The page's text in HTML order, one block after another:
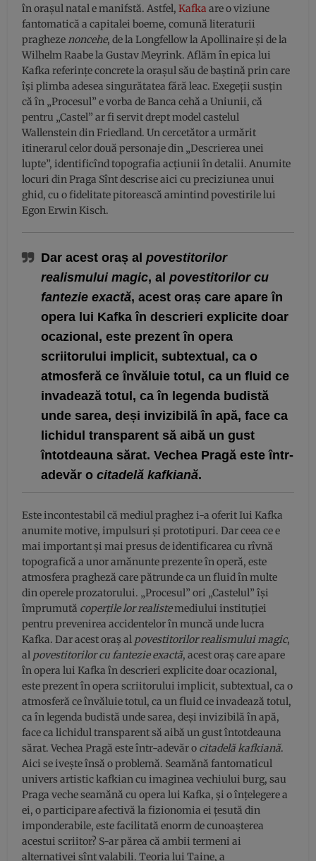
în orașul natal e manifstă. Astfel,Kafka are o viziune
fantomatică a capitalei boeme, comună literaturii
pragheze noncehe, de la Longfellow la Apollinaire și de la
Wilhelm Raabe la Gustav Meyrink. Aflăm în epica lui
Kafka referințe concrete la orașul său de baștină prin care
își plimba adesea singurătatea fără leac. Exegeții susțin
că în „Procesul” e vorba de Banca cehă a Uniunii, că
pentru „Castel” ar fi servit drept model castelul
Wallenstein din Friedland. Un cercetător a urmărit
itinerarul celor două personaje din „Descrierea unei
lupte”, identificînd topografia acțiunii în detalii. Anumite
locuri din Praga Sînt descrise aici cu preciziunea unui
ghid, cu o fidelitate pitorească amintind povestirile lui
Egon Erwin Kisch.
Dar acest oraș alpovestitorilor
realismului magic, alpovestitorilor cu
fantezie exactă, acest oraș care apare în
opera lui Kafka în descrieri explicite doar
ocazional, este prezent în opera
scriitorului implicit, subtextual, ca o
atmosferă ce învăluie totul, ca un fluid ce
invadează totul, ca în legenda budistă
unde sarea, deși invizibilă în apă, face ca
lichidul transparent să aibă un gust
întotdeauna sărat. Vechea Pragă este într-
adevăr ocitadelă kafkiană.
Este incontestabil că mediul praghez i-a oferit Iui Kafka
anumite motive, impulsuri și prototipuri. Dar ceea ce e
mai important și mai presus de identificarea cu rîvnă
topografică a unor amănunte prezente în operă, este
atmosfera pragheză care pătrunde ca un fluid în multe
din operele prozatorului. „Procesul” ori „Castelul” își
împrumută coperțile lor realistemediului instituției
pentru prevenirea accidentelor în muncă unde lucra
Kafka. Dar acest oraș al povestitorilor realismului magic,
al povestitorilor cu fantezie exactă, acest oraș care apare
în opera lui Kafka în descrieri explicite doar ocazional,
este prezent în opera scriitorului implicit, subtextual, ca o
atmosferă ce învăluie totul, ca un fluid ce invadează totul,
ca în legenda budistă unde sarea, deși invizibilă în apă,
face ca lichidul transparent să aibă un gust întotdeauna
sărat. Vechea Pragă este într-adevăr o citadelă kafkiană.
Aici se ivește însă o problemă. Seamănă fantomaticul
univers artistic kafkian cu imaginea vechiului burg, sau
Praga veche seamănă cu opera lui Kafka, și o înțelegere a
ei, o participare afectivă la fizionomia ei țesută din
imponderabile, este facilitată enorm de cunoașterea
acestui scriitor? S-ar părea că ambii termeni ai
alternativei sînt valabili. Teoria lui Taine, a